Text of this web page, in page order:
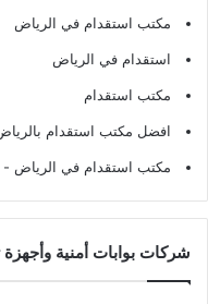
مكتب استقدام في الرياض
استقدام في الرياض
مكتب استقدام
افضل مكتب استقدام
مكتب استقدام في الرياض -
شركات بوابات أمنية